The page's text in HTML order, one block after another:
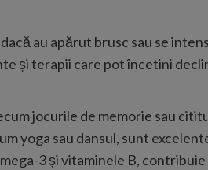
au apărut brusc sau se
și terapii care pot încetini
jocurile de memorie sau
yoga sau dansul, sunt
3 și vitaminele B,